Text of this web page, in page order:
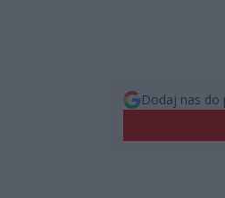
Dodaj nas do